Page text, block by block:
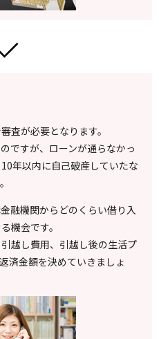
査が必要となります。
ですが、ローンが通らなかっ
年以内に自己破産していたな
融機関からどのくらい借り入
機会です。
越し費用、引越し後の生活プ
済金額を決めていきましょ